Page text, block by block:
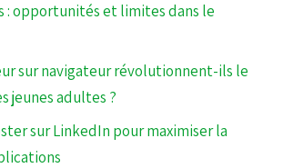
: opportunités et limites dans le
sur navigateur révolutionnent-ils le
jeunes adultes ?
sur LinkedIn pour maximiser la